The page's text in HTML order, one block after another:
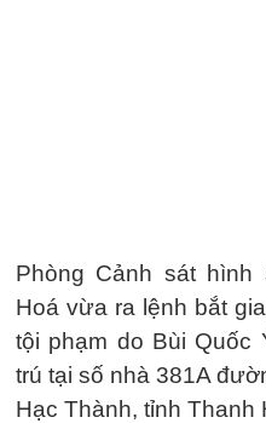
Phòng Cảnh sát
Hoá vừa ra lệnh bắt
tội phạm do Bùi Quốc
trú tại số nhà 381A
Hạc Thành, tỉnh Thanh